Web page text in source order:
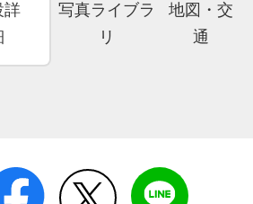
詳
写真ライブラ
リ
地図・交
通